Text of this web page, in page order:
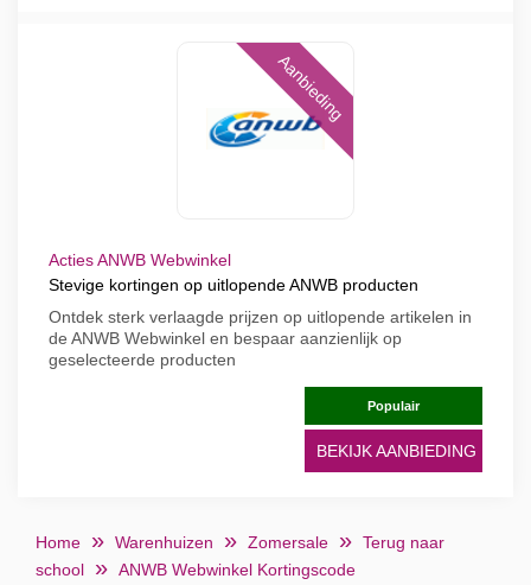
Aanbieding
Acties ANWB Webwinkel
Stevige kortingen op uitlopende ANWB producten
Ontdek sterk verlaagde prijzen op uitlopende artikelen in
de ANWB Webwinkel en bespaar aanzienlijk op
geselecteerde producten
Populair
BEKIJK AANBIEDING
Home Warenhuizen Zomersale
Terug naar
school
ANWB Webwinkel Kortingscode